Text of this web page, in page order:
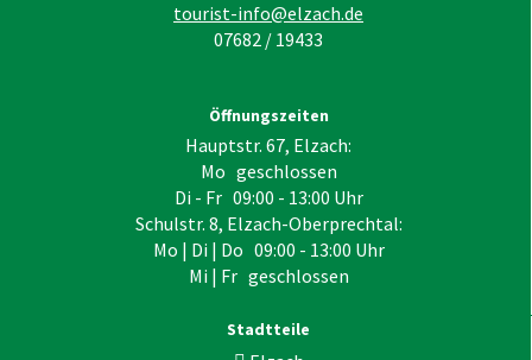
tourist-info@elzach.de
07682 / 19433
Öffnungszeiten
Hauptstr. 67, Elzach:
Mo geschlossen
Di - Fr 09:00 - 13:00 Uhr
Schulstr. 8, Elzach-Oberprechtal:
Mo | Di | Do 09:00 - 13:00 Uhr
Mi | Fr geschlossen
Stadtteile